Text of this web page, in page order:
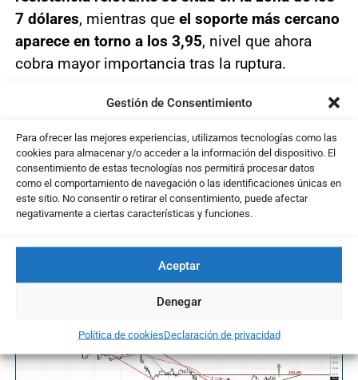
Gestión de Consentimiento
Para ofrecer las mejores experiencias, utilizamos tecnologías como las
cookies para almacenar y/o acceder a la información del dispositivo. El
consentimiento de estas tecnologías nos permitirá procesar datos
como el comportamiento de navegación o las identificaciones únicas en
este sitio. No consentir o retirar el consentimiento, puede afectar
negativamente a ciertas características y funciones.
Aceptar
Denegar
Política de cookiesDeclaración de privacidad
7 dólares, mientras que el soporte más cercano
aparece en torno a los 3,95, nivel que ahora
cobra mayor importancia tras la ruptura.
Under Armour es una compañía estadounidense
ropa, calzado y accesorios de alto rendimiento.
Su negocio está muy ligado al consumo
deportivo y a la fortaleza de su marca a nivel
global, especialmente en Norteamérica.
Te puede interesar ...